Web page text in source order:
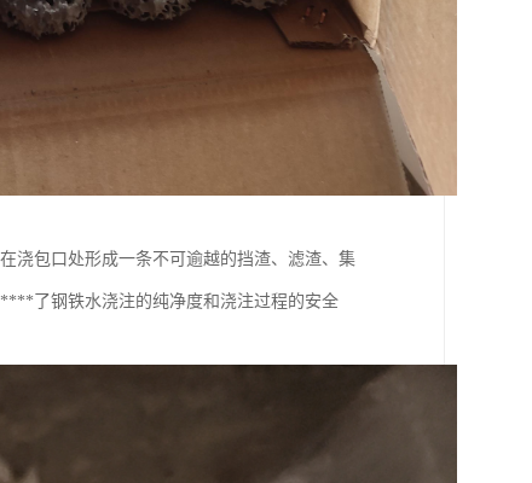
浇包口处形成一条不可逾越的挡渣、滤渣、集
了钢铁水浇注的纯净度和浇注过程的安全